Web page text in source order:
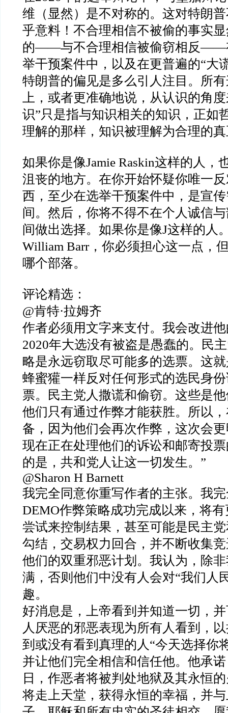
维（显然）是不对称的。这对特朗
乎意料！不合理相信不被偷的事实
的——与不合理相信被偷窃相反——
举干预案件中，以及在更普遍的“大
特朗普的偏见是多么引人注目。所
上，或者更准确地说，从认识的角
识”只是指与知识相关的知识，正如
理解的那样，知识被理解为合理的
如果你是像Jamie Raskin这样的人，
沮丧的地方。在你开始怀疑你唯一
西，至少在选举干预案件中，是宣
间。然后，你将不得不在个人诚信
间做出选择。如果你是像J这样的人
William Barr，你必须担心这一点，
哪个部落。
评论精选：
@肯特·拉姆齐
作者必须用文字来支付。我会改进
2020年大选没有被盗是愚蠢的。民
略是永远窃取尽可能多的选票。这
蜂蜜獾一样反对任何形式的选民身
票。民主党人撒谎和偷窃。这些是
他们只有通过作弊才能获胜。所以
备，因为他们会再次作弊，这次会
现在正在处理他们的诉讼和邮寄投
的是，共和党人让这一切发生。 ”
@Sharon H Barnett
我完全同意你重写作者的主张。我
DEMO作弊策略成功完成以来，将
尝试来控制结果，甚至可能是民主
勾结，交易权力回合，并不断收集
他们的双重邪恶计划。我认为，除
满，否则他们中没有人会对“我们人
趣。
好消息是，上帝看到并知道一切，
人厌恶的邪恶表现为所有人看到，
到或没有看到真理的人 “今天选择你
并让他们完全相信和信任他。他承
日，作恶者将被判处地狱及其永恒
将走上天堂，获得永恒的幸福，并